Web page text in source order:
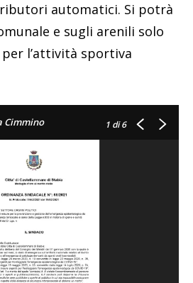
automatici. Si potrà
e sugli arenili solo
per l’attività sportiva
Cimmino 1 di 6